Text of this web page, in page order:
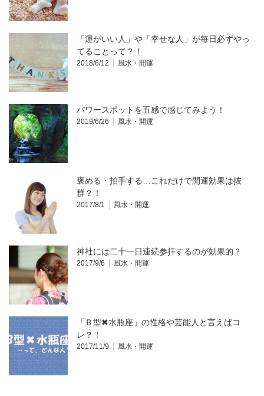
「運がいい人」や「幸せな人」が毎日必ずやっ
てることって？！
2018/6/12 風水・開運
パワースポットを五感で感じてみよう！
2019/6/26 風水・開運
褒める・拍手する…これだけで開運効果は抜
群？！
2017/8/1 風水・開運
神社には二十一日連続参拝するのが効果的？
2017/9/6 風水・開運
「Ｂ型✖水瓶座」の性格や芸能人と言えばコ
レ？！
2017/11/9 風水・開運